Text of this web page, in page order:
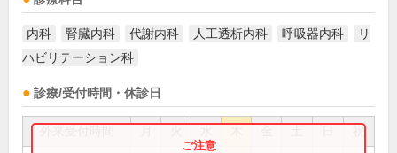
内科 腎臓内科 代謝内科 人工透析内科 呼吸器内科
リ
ハビリテーション科
診療/受付時間・休診日
祝